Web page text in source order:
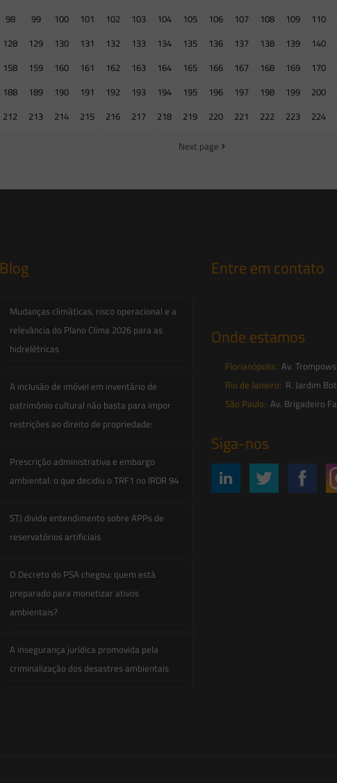
98 99 100 101 102 103 104 105 106 107 108 109 110
128 129 130 131 132 133 134 135 136 137 138 139 140
158 159 160 161 162 163 164 165 166 167 168 169 170
188 189 190 191 192 193 194 195 196 197 198 199 200
212 213 214 215 216 217 218 219 220 221 222 223 224
Next page
Blog
Mudanças climáticas, risco operacional e a
relevância do Plano Clima 2026 para as
hidrelétricas
A inclusão de imóvel em inventário de
patrimônio cultural não basta para impor
restrições ao direito de propriedade:
Prescrição administrativa e embargo
ambiental: o que decidiu o TRF1 no IRDR 94
STJ divide entendimento sobre APPs de
reservatórios artificiais
O Decreto do PSA chegou: quem está
preparado para monetizar ativos
ambientais?
A insegurança jurídica promovida pela
criminalização dos desastres ambientais
Entre em contato
Onde estamos
Florianópolis: Av.
Rio de Janeiro: R. Jardim
São Paulo: Av. Brigadeiro
Siga-nos